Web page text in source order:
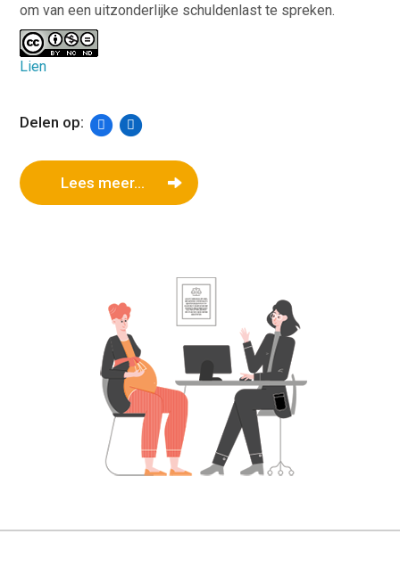
om van een uitzonderlijke schuldenlast te spreken.
Lien
Delen op:
Lees meer...